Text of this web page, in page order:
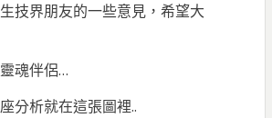
技界朋友的一些意見，希望大
魂伴侶…
分析就在這張圖裡..